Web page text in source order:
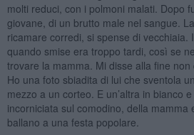
molti reduci, con i polmoni malati. Dopo
giovane, di un brutto male nel sangue.
ricamare corredi, si spense di vecchiaia.
quando smise era troppo tardi, così se
trovare la mamma. Mi disse alla fine non
Ho una foto sbiadita di lui che sventola
mezzo a un corteo. E un’altra in bianco
incorniciata sul comodino, della mamma
ballano a una festa popolare.